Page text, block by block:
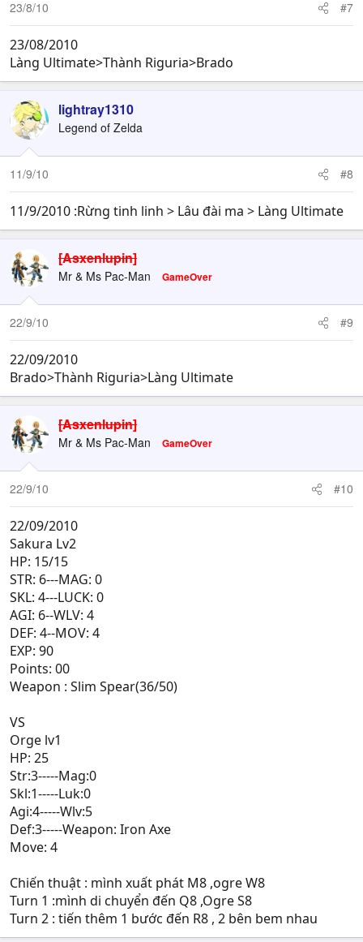
23/8/10 #7
23/08/2010
Làng Ultimate>Thành Riguria>Brado
lightray1310
Legend of Zelda
11/9/10 #8
11/9/2010 :Rừng tinh linh > Lâu đài ma > Làng Ultimate
[Asxenlupin]
Mr & Ms Pac-Man GameOver
22/9/10 #9
22/09/2010
Brado>Thành Riguria>Làng Ultimate
[Asxenlupin]
Mr & Ms Pac-Man GameOver
22/9/10 #10
22/09/2010
Sakura Lv2
HP: 15/15
STR: 6---MAG: 0
SKL: 4---LUCK: 0
AGI: 6--WLV: 4
DEF: 4--MOV: 4
EXP: 90
Points: 00
Weapon : Slim Spear(36/50)
VS
Orge lv1
HP: 25
Str:3-----Mag:0
Skl:1-----Luk:0
Agi:4-----Wlv:5
Def:3-----Weapon: Iron Axe
Move: 4
Chiến thuật : mình xuất phát M8 ,ogre W8
Turn 1 :mình di chuyển đến Q8 ,Ogre S8
Turn 2 : tiến thêm 1 bước đến R8 , 2 bên bem nhau